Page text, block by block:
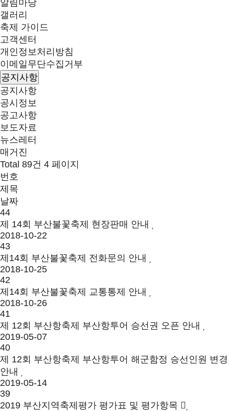
알림마당
갤러리
축제 가이드
고객센터
개인정보처리방침
이메일무단수집거부
공지사항
공지사항
공시정보
공고사항
보도자료
뉴스레터
매거진
Total 89건 4 페이지
번호
제목
날짜
44
제 14회 부산불꽃축제 현장판매 안내
2018-10-22
43
제14회 부산불꽃축제 전화문의 안내
2018-10-25
42
제14회 부산불꽃축제 교통통제 안내
2018-10-26
41
제 12회 부산항축제 부산항투어 승선권 오픈 안내
2019-05-07
40
제 12회 부산항축제 부산항투어 해군함정 승선인원 변경
안내
2019-05-14
39
2019 부산지역축제평가 평가표 및 평가항목